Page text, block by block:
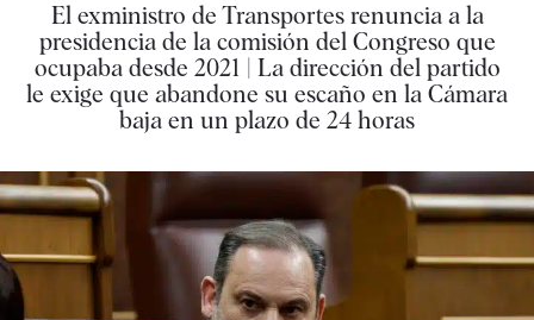
El exministro de Transportes renuncia a la
presidencia de la comisión del Congreso que
ocupaba desde 2021 | La dirección del partido
le exige que abandone su escaño en la Cámara
baja en un plazo de 24 horas